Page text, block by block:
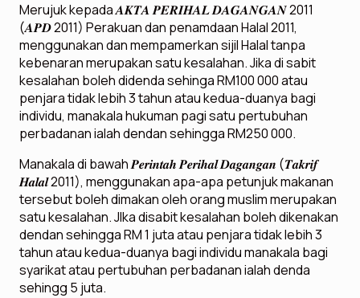
Merujuk kepada 𝑨𝑲𝑻𝑨 𝑷𝑬𝑹𝑰𝑯𝑨𝑳 𝑫𝑨𝑮𝑨𝑵𝑮𝑨𝑵 2011
(𝑨𝑷𝑫 2011) Perakuan dan penamdaan Halal 2011,
menggunakan dan mempamerkan sijil Halal tanpa
kebenaran merupakan satu kesalahan. Jika di sabit
kesalahan boleh didenda sehinga RM100 000 atau
penjara tidak lebih 3 tahun atau kedua-duanya bagi
individu, manakala hukuman pagi satu pertubuhan
perbadanan ialah dendan sehingga RM250 000.
Manakala di bawah 𝑷𝒆𝒓𝒊𝒏𝒕𝒂𝒉 𝑷𝒆𝒓𝒊𝒉𝒂𝒍 𝑫𝒂𝒈𝒂𝒏𝒈𝒂𝒏 (𝑻𝒂𝒌𝒓𝒊𝒇
𝑯𝒂𝒍𝒂𝒍 2011), menggunakan apa-apa petunjuk makanan
tersebut boleh dimakan oleh orang muslim merupakan
satu kesalahan. JIka disabit kesalahan boleh dikenakan
dendan sehingga RM 1 juta atau penjara tidak lebih 3
tahun atau kedua-duanya bagi individu manakala bagi
syarikat atau pertubuhan perbadanan ialah denda
sehingg 5 juta.